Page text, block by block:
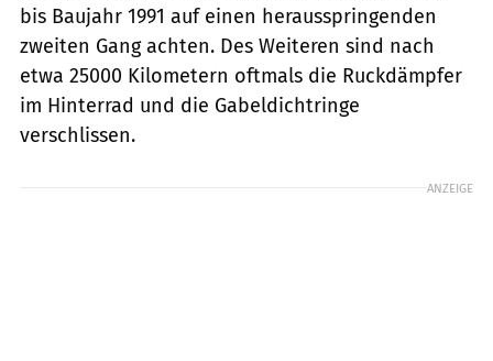
bis Baujahr 1991 auf einen herausspringenden
zweiten Gang achten. Des Weiteren sind nach
etwa 25000 Kilometern oftmals die Ruckdämpfer
im Hinterrad und die Gabeldichtringe
verschlissen.
ANZEIGE